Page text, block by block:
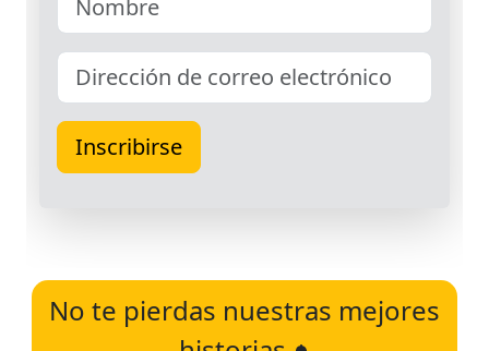
No te pierdas nuestras mejores